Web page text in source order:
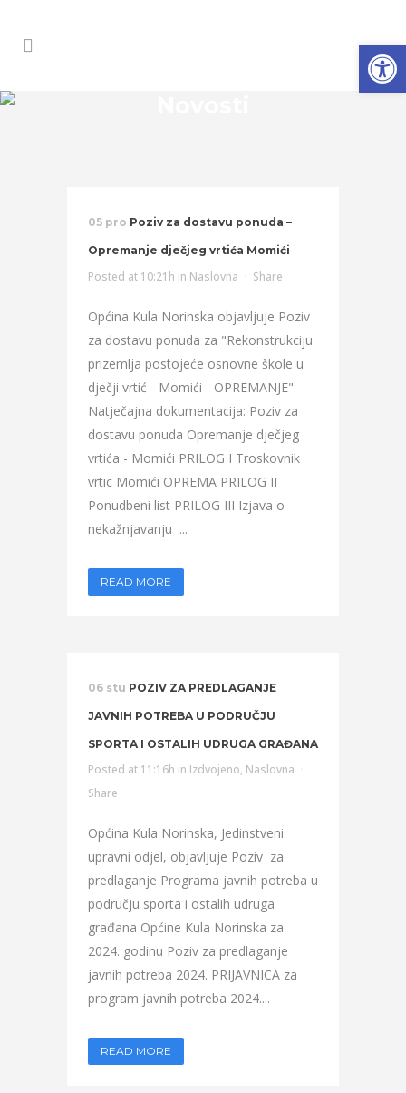
05 pro Poziv za dostavu ponuda –
Opremanje dječjeg vrtića Momići
Posted at 10:21h in Naslovna Share
Općina Kula Norinska objavljuje Poziv
za dostavu ponuda za "Rekonstrukciju
prizemlja postojeće osnovne škole u
dječji vrtić - Momići - OPREMANJE"
Natječajna dokumentacija: Poziv za
dostavu ponuda Opremanje dječjeg
vrtića - Momići PRILOG I Troskovnik
vrtic Momići OPREMA PRILOG II
Ponudbeni list PRILOG III Izjava o
nekažnjavanju ...
READ MORE
06 stu POZIV ZA PREDLAGANJE
JAVNIH POTREBA U PODRUČJU
SPORTA I OSTALIH UDRUGA GRAĐANA
Posted at 11:16h in Izdvojeno, Naslovna
Share
Općina Kula Norinska, Jedinstveni
upravni odjel, objavljuje Poziv za
predlaganje Programa javnih potreba u
području sporta i ostalih udruga
građana Općine Kula Norinska za
2024. godinu Poziv za predlaganje
javnih potreba 2024. PRIJAVNICA za
program javnih potreba 2024....
READ MORE